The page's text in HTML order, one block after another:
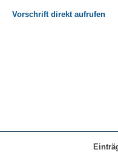
Vorschrift direkt aufrufen